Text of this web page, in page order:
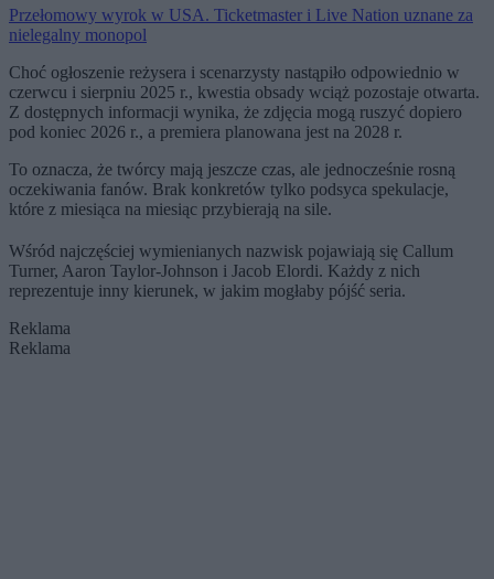
Przełomowy wyrok w USA. Ticketmaster i Live Nation uznane za
nielegalny monopol
Choć ogłoszenie reżysera i scenarzysty nastąpiło odpowiednio w
czerwcu i sierpniu 2025 r., kwestia obsady wciąż pozostaje otwarta.
Z dostępnych informacji wynika, że zdjęcia mogą ruszyć dopiero
pod koniec 2026 r., a premiera planowana jest na 2028 r.
To oznacza, że twórcy mają jeszcze czas, ale jednocześnie rosną
oczekiwania fanów. Brak konkretów tylko podsyca spekulacje,
które z miesiąca na miesiąc przybierają na sile.
Wśród najczęściej wymienianych nazwisk pojawiają się Callum
Turner, Aaron Taylor-Johnson i Jacob Elordi. Każdy z nich
reprezentuje inny kierunek, w jakim mogłaby pójść seria.
Reklama
Reklama